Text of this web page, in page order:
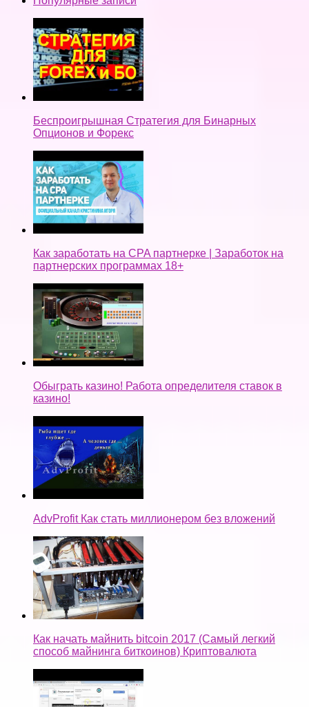
Беспроигрышная Стратегия для Бинарных
Опционов и Форекс
Как заработать на CPA партнерке | Заработок на
партнерских программах 18+
Обыграть казино! Работа определителя ставок в
казино!
AdvProfit Как стать миллионером без вложений
Как начать майнить bitcoin 2017 (Самый легкий
способ майнинга биткоинов) Криптовалюта